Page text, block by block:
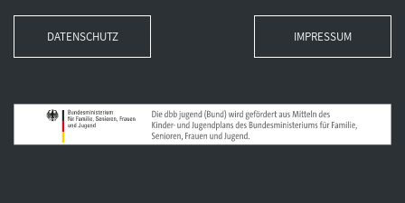
DATENSCHUTZ IMPRESSUM